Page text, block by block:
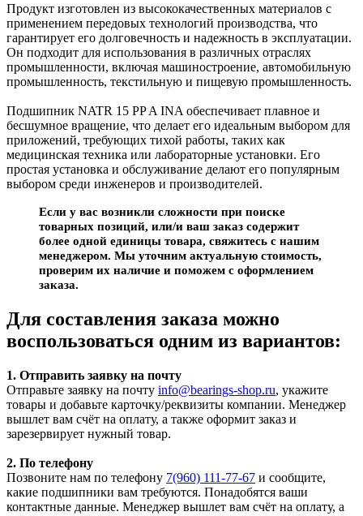
Продукт изготовлен из высококачественных материалов с
применением передовых технологий производства, что
гарантирует его долговечность и надежность в эксплуатации.
Он подходит для использования в различных отраслях
промышленности, включая машиностроение, автомобильную
промышленность, текстильную и пищевую промышленность.
Подшипник NATR 15 PP A INA обеспечивает плавное и
бесшумное вращение, что делает его идеальным выбором для
приложений, требующих тихой работы, таких как
медицинская техника или лабораторные установки. Его
простая установка и обслуживание делают его популярным
выбором среди инженеров и производителей.
Если у вас возникли сложности при поиске
товарных позиций, или/и ваш заказ содержит
более одной единицы товара, свяжитесь с нашим
менеджером. Мы уточним актуальную стоимость,
проверим их наличие и поможем с оформлением
заказа.
Для составления заказа можно
воспользоваться одним из вариантов:
1. Отправить заявку на почту
Отправьте заявку на почту info@bearings-shop.ru, укажите
товары и добавьте карточку/реквизиты компании. Менеджер
вышлет вам счёт на оплату, а также оформит заказ и
зарезервирует нужный товар.
2. По телефону
Позвоните нам по телефону 7(960) 111-77-67 и сообщите,
какие подшипники вам требуются. Понадобятся ваши
контактные данные. Менеджер вышлет вам счёт на оплату, а